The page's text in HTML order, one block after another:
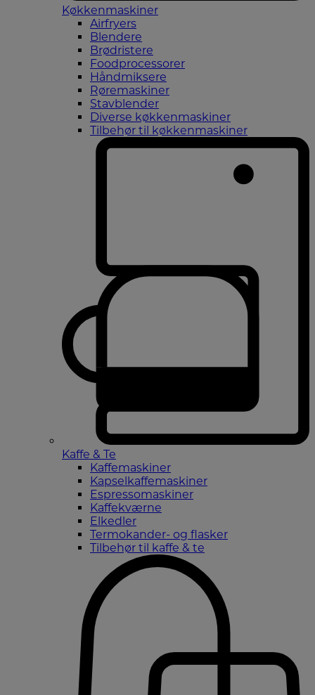
Køkkenmaskiner
Airfryers
Blendere
Brødristere
Foodprocessorer
Håndmiksere
Røremaskiner
Stavblender
Diverse køkkenmaskiner
Tilbehør til køkkenmaskiner
Kaffe & Te
Kaffemaskiner
Kapselkaffemaskiner
Espressomaskiner
Kaffekværne
Elkedler
Termokander- og flasker
Tilbehør til kaffe & te